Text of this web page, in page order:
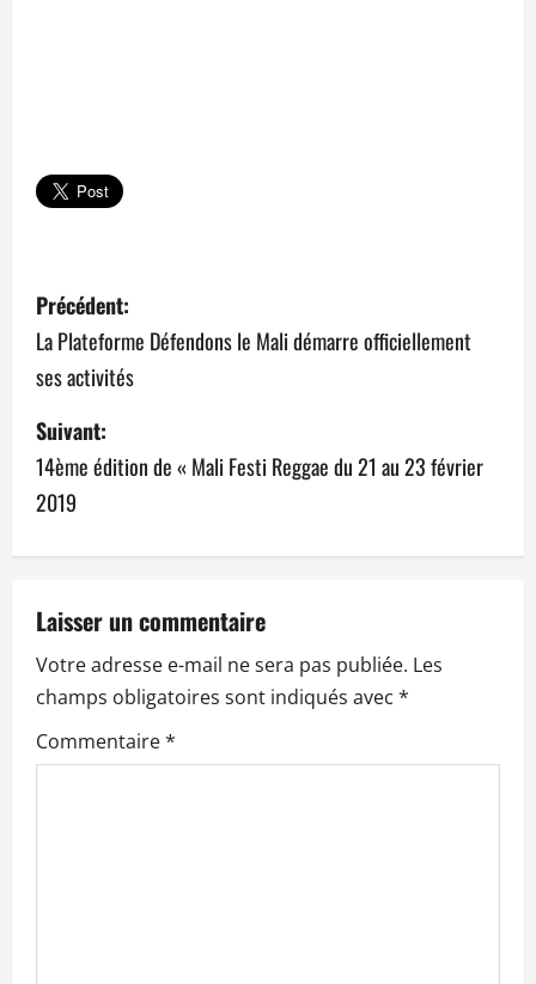
N
a
v
i
g
a
i
o
n
Précédent:
La Plateforme Défendons le Mali démarre officiellement
ses activités
Suivant:
14ème édition de « Mali Festi Reggae du 21 au 23 février
2019
Laisser un commentaire
Votre adresse e-mail ne sera pas publiée. Les
champs obligatoires sont indiqués avec *
Commentaire*